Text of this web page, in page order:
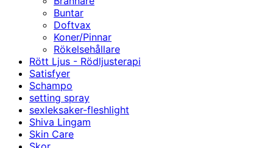
Buntar
Doftvax
Koner/Pinnar
Rökelsehållare
Rött Ljus - Rödljusterapi
Satisfyer
Schampo
setting spray
sexleksaker-fleshlight
Shiva Lingam
Skin Care